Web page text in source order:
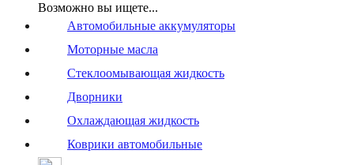
Возможно вы ищете...
Автомобильные аккумуляторы
Моторные масла
Стеклоомывающая жидкость
Дворники
Охлаждающая жидкость
Коврики автомобильные